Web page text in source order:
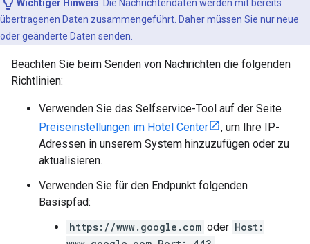
Wichtiger Hinweis :Die Nachrichtendaten werden mit bereits
übertragenen Daten zusammengeführt. Daher müssen Sie nur neue
oder geänderte Daten senden.
Beachten Sie beim Senden von Nachrichten die folgenden
Richtlinien:
Verwenden Sie das Selfservice-Tool auf der Seite
Preiseinstellungen im Hotel Center
, um Ihre IP-
Adressen in unserem System hinzuzufügen oder zu
aktualisieren.
Verwenden Sie für den Endpunkt folgenden
Basispfad:
https://www.google.com oder Host: